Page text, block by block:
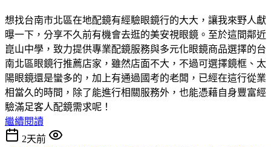
想找台南市北區在地配鏡有經驗眼鏡行的大大，讓我來野人獻
曝一下，分享不久前有機會去逛的美安視眼鏡。至於這間鄰近
崑山中學，致力提供專業配鏡服務與多元化眼鏡商品選擇的台
南北區眼鏡行推薦店家，雖然店面不大，不過可選擇鏡框、太
陽眼鏡還是蠻多的，加上有通過國考的老闆，已經在這行從業
相當久的時間，除了能進行相關服務外，也能憑藉自身豐富經
驗滿足客人配鏡需求呢！
繼續閱讀
2天前